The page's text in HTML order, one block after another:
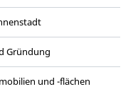
Gründung
und -flächen